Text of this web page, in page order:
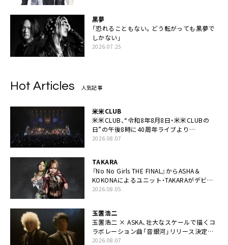
黒夢
「恐れることもない。どう転がっても黒夢で
しかない」
2026.07.25
Hot Articles 人気記事
米米CLUB
米米CLUB、“令和8年8月8日・米米CLUBの
日”の午後8時に40周年ライブより
「FANtachy medley」を88年限定公開
2026.08.07
TAKARA
『No No Girls THE FINAL』からASHA＆
KOKONAによるユニット・TAKARAがデビュ
ー
2026.08.05
玉置浩二
玉置浩二 × ASKA、壮大なスケールで描くコ
ラボレーション曲「音銀河」リリース決定。
カップリングには新曲「命の宿り」収録も
2026.08.07